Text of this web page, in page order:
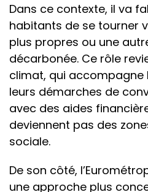
Dans ce contexte, il va
habitants de se tourner
plus propres ou une
décarbonée. Ce rôle
climat, qui accompagne
leurs démarches de
avec des aides
deviennent pas des
sociale.
De son côté,
une approche plus